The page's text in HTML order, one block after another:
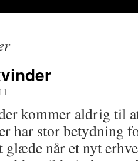
kommer aldrig til
har stor betydning
glæde når et nyt